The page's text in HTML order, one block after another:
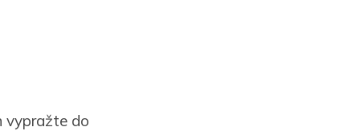
vypražte do